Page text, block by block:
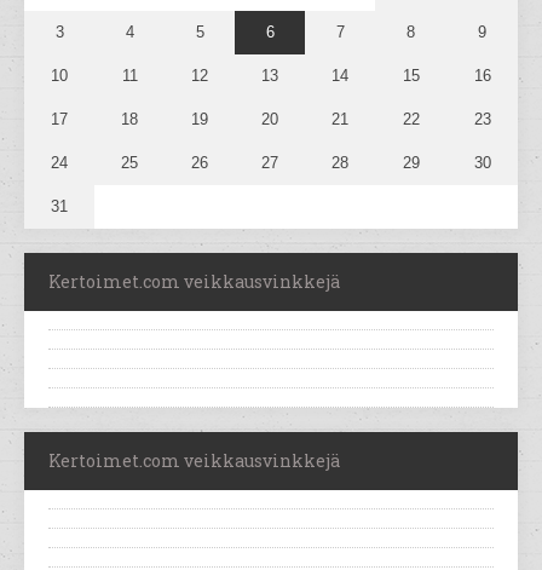
3 4 5 6 7 8 9
10 11 12 13 14 15 16
17 18 19 20 21 22 23
24 25 26 27 28 29 30
31
Kertoimet.com veikkausvinkkejä
Kertoimet.com veikkausvinkkejä